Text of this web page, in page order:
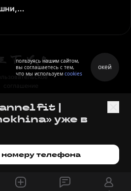
соглашение
данных
правила
fit |
уже в
номеру телефона
пользуясь нашим сайтом,
вы соглашаетесь с тем,
что мы используем cookies
окей